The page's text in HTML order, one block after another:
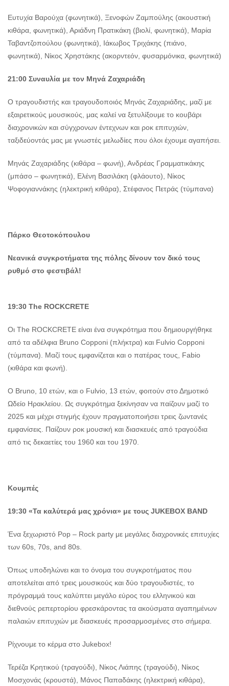
Ευτυχία Βαρούχα (φωνητικά), Ξενοφών Ζαμπούλης (ακουστική
κιθάρα, φωνητικά), Αριάδνη Πρατικάκη (βιολί, φωνητικά), Μαρία
Ταβαντζοπούλου (φωνητικά), Ιάκωβος Τριχάκης (πιάνο,
φωνητικά), Νίκος Χρηστάκης (ακορντεόν, φυσαρμόνικα, φωνητικά)
21:00 Συναυλία με τον Μηνά Ζαχαριάδη
Ο τραγουδιστής και τραγουδοποιός Μηνάς Ζαχαριάδης, μαζί με
εξαιρετικούς μουσικούς, μας καλεί να ξετυλίξουμε το κουβάρι
διαχρονικών και σύγχρονων έντεχνων και ροκ επιτυχιών,
ταξιδεύοντάς μας με γνωστές μελωδίες που όλοι έχουμε αγαπήσει.
Μηνάς Ζαχαριάδης (κιθάρα – φωνή), Ανδρέας Γραμματικάκης
(μπάσο – φωνητικά), Ελένη Βασιλάκη (φλάουτο), Νίκος
Ψοφογιαννάκης (ηλεκτρική κιθάρα), Στέφανος Πετράς (τύμπανα)
Πάρκο Θεοτοκόπουλου
Νεανικά συγκροτήματα της πόλης δίνουν τον δικό τους
ρυθμό στο φεστιβάλ!
19:30 The ROCKCRETE
Οι The ROCKCRETE είναι ένα συγκρότημα που δημιουργήθηκε
από τα αδέλφια Bruno Copponi (πλήκτρα) και Fulvio Copponi
(τύμπανα). Μαζί τους εμφανίζεται και ο πατέρας τους, Fabio
(κιθάρα και φωνή).
Ο Bruno, 10 ετών, και ο Fulvio, 13 ετών, φοιτούν στο Δημοτικό
Ωδείο Ηρακλείου. Ως συγκρότημα ξεκίνησαν να παίζουν μαζί το
2025 και μέχρι στιγμής έχουν πραγματοποιήσει τρεις ζωντανές
εμφανίσεις. Παίζουν ροκ μουσική και διασκευές από τραγούδια
από τις δεκαετίες του 1960 και του 1970.
Κουμπές
19:30 «Τα καλύτερά μας χρόνια» με τους JUKEBOX BAND
Ένα ξεχωριστό Pop – Rock party με μεγάλες διαχρονικές επιτυχίες
των 60s, 70s, and 80s.
Όπως υποδηλώνει και το όνομα του συγκροτήματος που
αποτελείται από τρεις μουσικούς και δύο τραγουδιστές, το
πρόγραμμά τους καλύπτει μεγάλο εύρος του ελληνικού και
διεθνούς ρεπερτορίου φρεσκάροντας τα ακούσματα αγαπημένων
παλαιών επιτυχιών με διασκευές προσαρμοσμένες στο σήμερα.
Ρίχνουμε το κέρμα στο Jukebox!
Τερέζα Κρητικού (τραγούδι), Νίκος Λιάπης (τραγούδι), Νίκος
Μοσχονάς (κρουστά), Μάνος Παπαδάκης (ηλεκτρική κιθάρα),